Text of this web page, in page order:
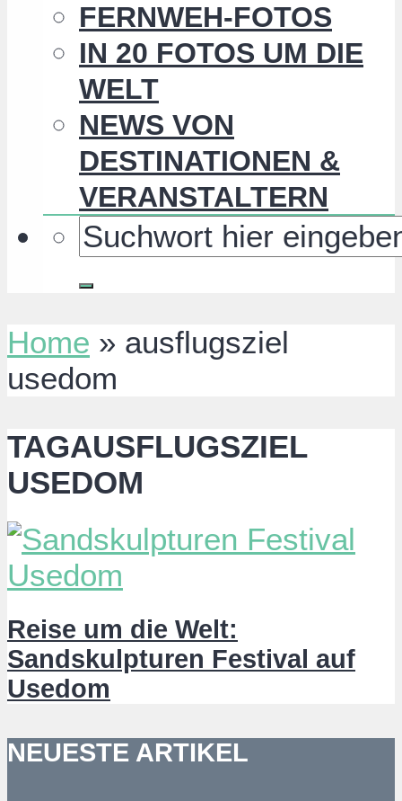
FERNWEH-FOTOS
IN 20 FOTOS UM DIE
WELT
NEWS VON
DESTINATIONEN &
VERANSTALTERN
Home » ausflugsziel
usedom
TAGAUSFLUGSZIEL
USEDOM
Reise um die Welt:
Sandskulpturen Festival auf
Usedom
NEUESTE ARTIKEL